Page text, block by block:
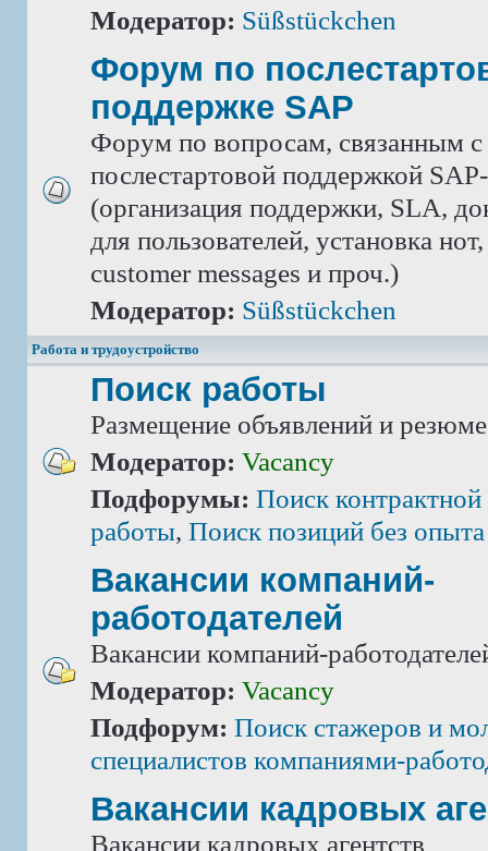
Модератор: Süßstückchen
Форум по
поддержке SAP
Форум по вопросам, связанным с
послестартовой поддержкой
(организация поддержки, SLA,
для пользователей, установка
customer messages и проч.)
Модератор: Süßstückchen
Работа и трудоустройство
Поиск работы
Размещение объявлений и резюме
Модератор: Vacancy
Подфорумы: Поиск
работы, Поиск позиций без
Вакансии компаний-
работодателей
Вакансии компаний-
Модератор: Vacancy
Подфорум: Поиск стажеров и
специалистов компаниями-
Вакансии кадровых
Вакансии кадровых агентств